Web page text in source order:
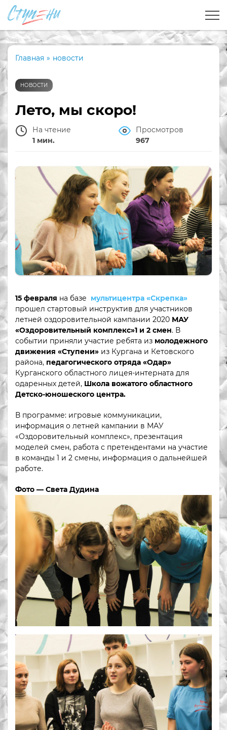
Главная » новости
НОВОСТИ
Лето, мы скоро!
На чтение
1 мин.
Просмотров
967
15 февраля на базе мультицентра «Скрепка»
прошел стартовый инструктив для участников
летней оздоровительной кампании 2020 МАУ
«Оздоровительный комплекс»1 и 2 смен. В
событии приняли участие ребята из молодежного
движения «Ступени» из Кургана и Кетовского
района, педагогического отряда «Одар»
Курганского областного лицея-интерната для
одаренных детей, Школа вожатого областного
Детско-юношеского центра.
В программе: игровые коммуникации,
информация о летней кампании в МАУ
«Оздоровительный комплекс», презентация
моделей смен, работа с претендентами на участие
в команды 1 и 2 смены, информация о дальнейшей
работе.
Фото — Света Дудина